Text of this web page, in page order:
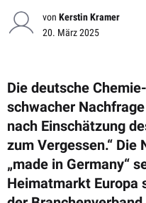
von Kerstin Kramer
20. März 2025
Die deutsche
schwacher
nach Einschätzung
zum Vergessen.“ Die
„made in Germany“
Heimatmarkt Europa